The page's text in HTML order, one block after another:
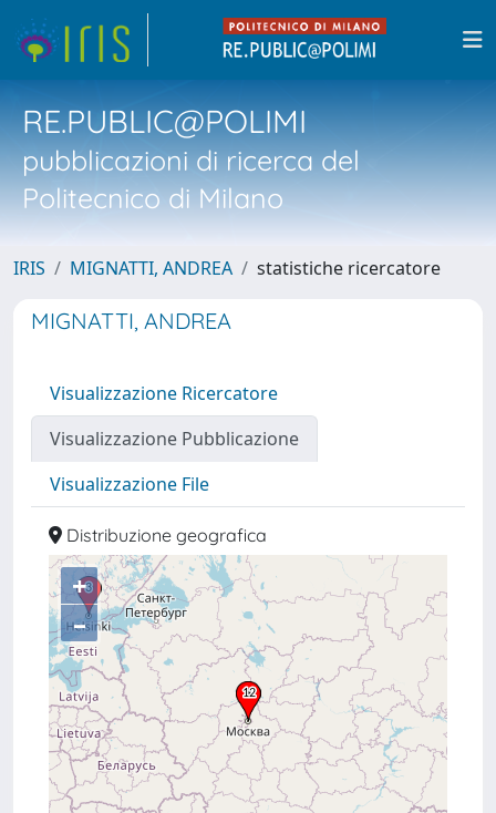
RE.PUBLIC@POLIMI
pubblicazioni di ricerca del
Politecnico di Milano
IRIS MIGNATTI, ANDREA statistiche ricercatore
MIGNATTI, ANDREA
Visualizzazione Ricercatore
Visualizzazione Pubblicazione
Visualizzazione File
Distribuzione geografica
+
–